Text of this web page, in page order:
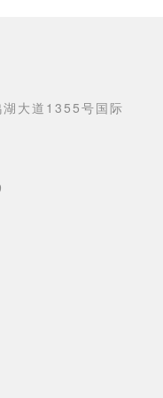
大道1355号国际